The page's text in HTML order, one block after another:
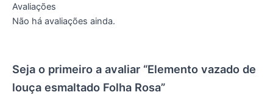
Avaliações
Não há avaliações ainda.
Seja o primeiro a avaliar “Elemento vazado de
louça esmaltado Folha Rosa”